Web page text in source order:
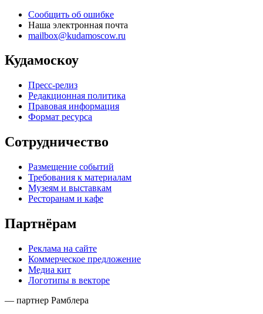
Сообщить об ошибке
Наша электронная почта
mailbox@kudamoscow.ru
Кудамоскоу
Пресс-релиз
Редакционная политика
Правовая информация
Формат ресурса
Сотрудничество
Размещение событий
Требования к материалам
Музеям и выставкам
Ресторанам и кафе
Партнёрам
Реклама на сайте
Коммерческое предложение
Медиа кит
Логотипы в векторе
— партнер Рамблера